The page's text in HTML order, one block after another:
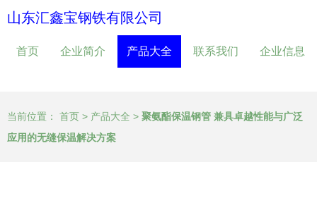
山东汇鑫宝钢铁有限公司
首页 企业简介 产品大全 联系我们 企业信息
当前位置： 首页 > 产品大全 > 聚氨酯保温钢管 兼具卓越性能与广泛
应用的无缝保温解决方案